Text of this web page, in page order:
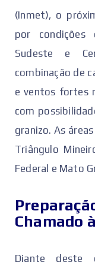
(Inmet), o
por condições
Sudeste e
combinação de
e ventos fortes
com
granizo. As
Triângulo
Federal e Mato
Chamado
Diante deste